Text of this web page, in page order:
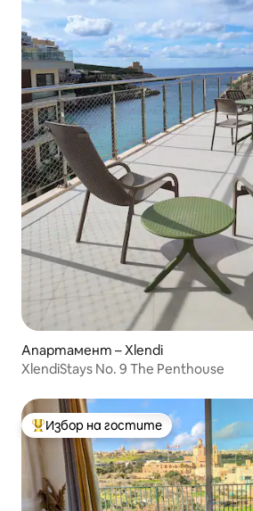
Апартамент – Xlendi
XlendiStays No. 9 The Penthouse
Най-популярен избор на гостите
Избор на гостите